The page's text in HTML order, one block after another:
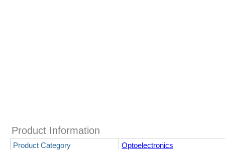
Product Information
Product Category
Optoelectronics